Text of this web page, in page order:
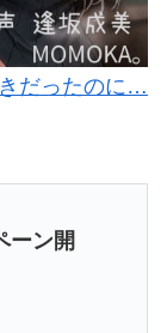
だったのに…
ーン開